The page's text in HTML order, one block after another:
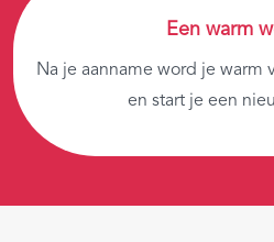
Een warm
Na je aanname word je warm
en start je een